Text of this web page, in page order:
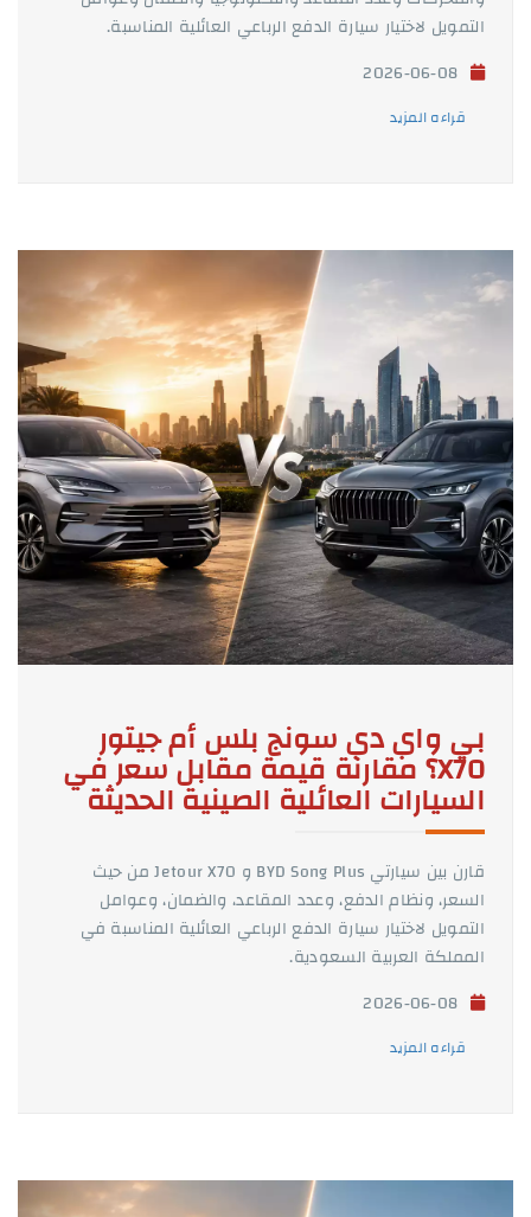
التمويل لاختيار سيارة الدفع الرباعي العائلية المناسبة.
قراءه المزيد
بي واي دي سونج بلس أم جيتور
X70؟ مقارنة قيمة مقابل سعر في
السيارات العائلية الصينية الحديثة
قارن بين سيارتي BYD Song Plus و Jetour X70 من حيث
السعر، ونظام الدفع، وعدد المقاعد، والضمان، وعوامل
التمويل لاختيار سيارة الدفع الرباعي العائلية المناسبة في
المملكة العربية السعودية.
قراءه المزيد